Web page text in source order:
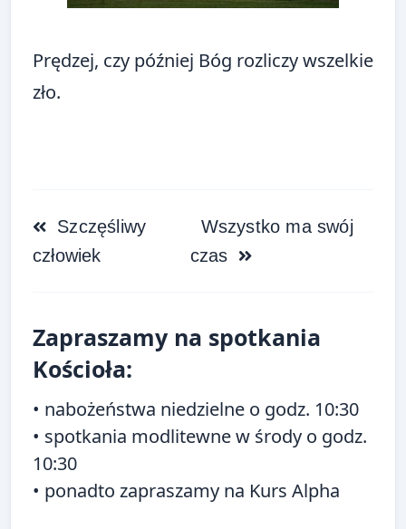
Prędzej, czy później Bóg rozliczy wszelkie
zło.
<span
class="nav-
reader-
text">Page</span>
Szczęśliwy
człowiek
Wszystko ma swój
czas
Zapraszamy na spotkania
Kościoła:
• nabożeństwa niedzielne o godz. 10:30
• spotkania modlitewne w środy o godz.
10:30
• ponadto zapraszamy na Kurs Alpha